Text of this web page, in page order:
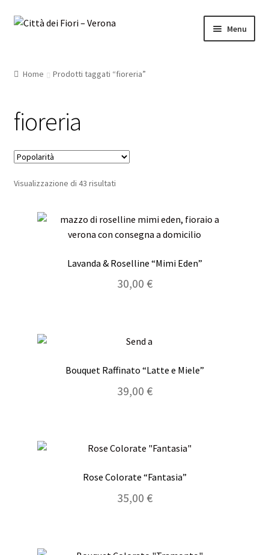
Vai
Vai
Menu
Fiori
Rose
Piante e Orchidee
Contatti
Home Prodotti taggati “fioreria”
fioreria
Visualizzazione di 43 risultatiPopolarità
Lavanda & Roselline “Mimi Eden”
30,00 €
Bouquet Raffinato “Latte e Miele”
39,00 €
Rose Colorate “Fantasia”
35,00 €